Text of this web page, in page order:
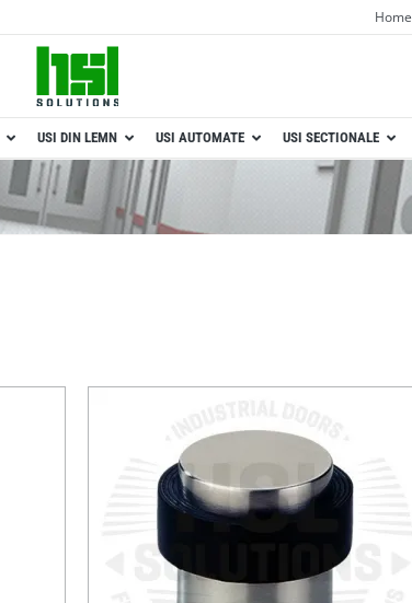
Home
USI DIN LEMN USI AUTOMATE USI SECTIONALE